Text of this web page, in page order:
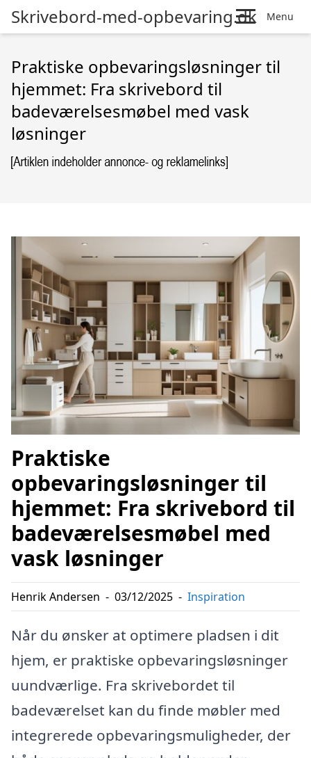
Skrivebord-med-opbevaring.dk Menu
Praktiske opbevaringsløsninger til
hjemmet: Fra skrivebord til
badeværelsesmøbel med vask
løsninger
Praktiske
opbevaringsløsninger til
hjemmet: Fra skrivebord til
badeværelsesmøbel med
vask løsninger
Henrik Andersen - 03/12/2025 - Inspiration
Når du ønsker at optimere pladsen i dit
hjem, er praktiske opbevaringsløsninger
uundværlige. Fra skrivebordet til
badeværelset kan du finde møbler med
integrerede opbevaringsmuligheder, der